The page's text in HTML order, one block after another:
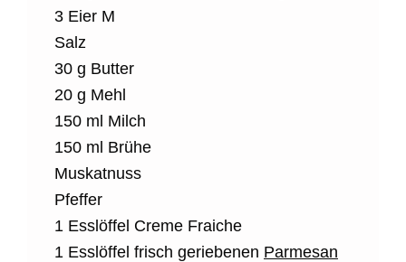
3 Eier M
Salz
30 g Butter
20 g Mehl
150 ml Milch
150 ml Brühe
Muskatnuss
Pfeffer
1 Esslöffel Creme Fraiche
1 Esslöffel frisch geriebenen Parmesan